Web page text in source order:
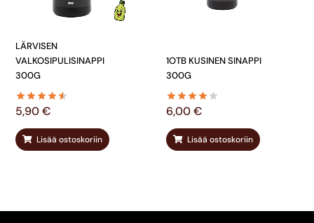
LÄRVISEN
VALKOSIPULISINAPPI
300G
5,90€
Lisää ostoskoriin
1OTB KUSINEN SINAPPI
300G
6,00€
Lisää ostoskoriin